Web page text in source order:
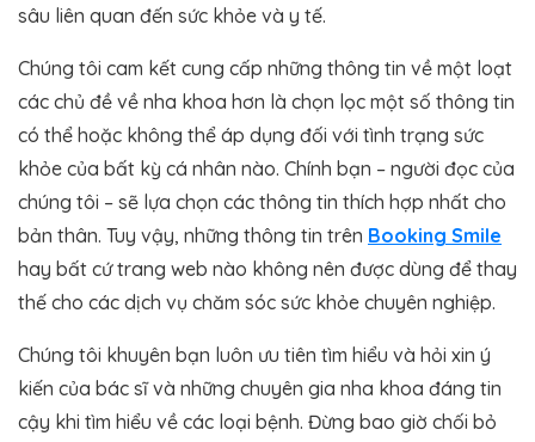
sâu liên quan đến sức khỏe và y tế.
Chúng tôi cam kết cung cấp những thông tin về một loạt
các chủ đề về nha khoa hơn là chọn lọc một số thông tin
có thể hoặc không thể áp dụng đối với tình trạng sức
khỏe của bất kỳ cá nhân nào. Chính bạn – người đọc của
chúng tôi – sẽ lựa chọn các thông tin thích hợp nhất cho
bản thân. Tuy vậy, những thông tin trên Booking Smile
hay bất cứ trang web nào không nên được dùng để thay
thế cho các dịch vụ chăm sóc sức khỏe chuyên nghiệp.
Chúng tôi khuyên bạn luôn ưu tiên tìm hiểu và hỏi xin ý
kiến của bác sĩ và những chuyên gia nha khoa đáng tin
cậy khi tìm hiểu về các loại bệnh. Đừng bao giờ chối bỏ